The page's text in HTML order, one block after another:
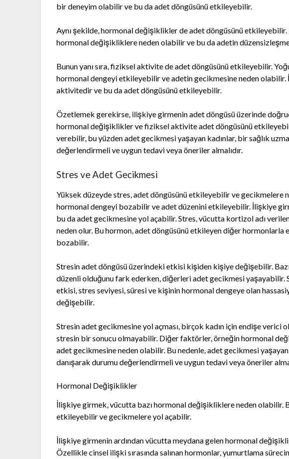
bir deneyim olabilir ve bu da adet döngüsünü etkileyebilir.
Aynı şekilde, hormonal değişiklikler de adet döngüsünü
hormonal değişikliklere neden olabilir ve bu da adetin
Bunun yanı sıra, fiziksel aktivite de adet döngüsünü etkileyebilir.
hormonal dengeyi etkileyebilir ve adetin gecikmesine neden
aktivitedir ve bu da adet döngüsünü etkileyebilir.
Özetlemek gerekirse, ilişkiye girmenin adet döngüsü üzerinde
hormonal değişiklikler ve fiziksel aktivite adet döngüsünü
verebilir, bu yüzden adet gecikmesi yaşayan kadınlar, bir sağlık
değerlendirmeli ve uygun tedavi veya öneriler almalıdır.
Stres ve Adet Gecikmesi
Yüksek düzeyde stres, adet döngüsünü etkileyebilir ve gecikmelere
hormonal dengeyi bozabilir ve adet düzenini etkileyebilir. İlişkiye
bu da adet gecikmesine yol açabilir. Stres, vücutta kortizol adı
neden olur. Bu hormon, adet döngüsünü etkileyen diğer
bozabilir.
Stresin adet döngüsü üzerindeki etkisi kişiden kişiye değişebilir.
düzenli olduğunu fark ederken, diğerleri adet gecikmesi yaşayabilir.
etkisi, stres seviyesi, süresi ve kişinin hormonal dengeye olan
değişebilir.
Stresin adet gecikmesine yol açması, birçok kadın için endişe verici
stresin bir sonucu olmayabilir. Diğer faktörler, örneğin hormonal
adet gecikmesine neden olabilir. Bu nedenle, adet gecikmesi yaşayan
danışarak durumu değerlendirmeli ve uygun tedavi veya öneriler
Hormonal Değişiklikler
İlişkiye girmek, vücutta bazı hormonal değişikliklere neden olabilir.
etkileyebilir ve gecikmelere yol açabilir.
İlişkiye girmenin ardından vücutta meydana gelen hormonal
Özellikle cinsel ilişki sırasında salınan hormonlar, yumurtlama